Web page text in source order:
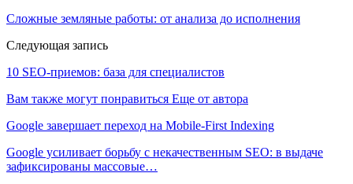
Сложные земляные работы: от анализа до исполнения
Следующая запись
10 SEO-приемов: база для специалистов
Вам также могут понравиться Еще от автора
Google завершает переход на Mobile-First Indexing
Google усиливает борьбу с некачественным SEO: в выдаче
зафиксированы массовые…